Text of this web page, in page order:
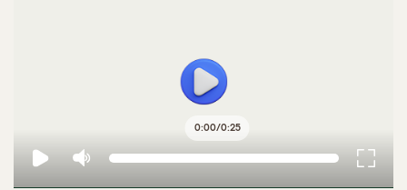
0:00/0:25